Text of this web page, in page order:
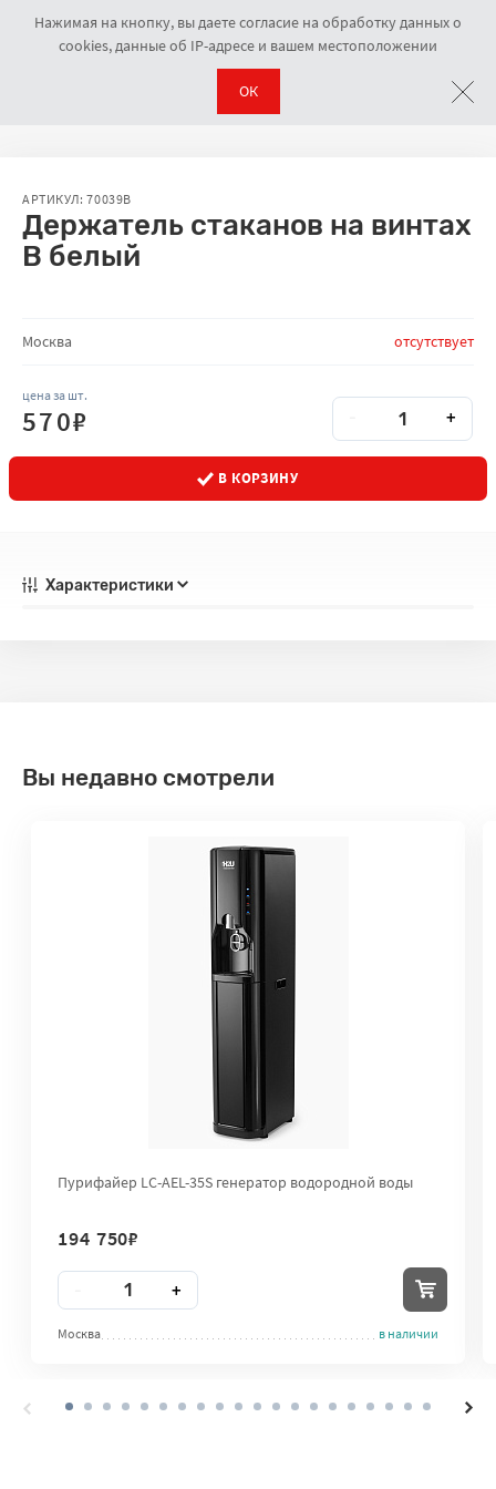
Держатели для стаканов, крепежи
АРТИКУЛ: 70039B
Держатель стаканов на винтах
В белый
Москва отсутствует
цена за шт.
570₽ Количество
Кол-во
+
В КОРЗИНУ
Характеристики
Вы недавно смотрели
Пурифайер LC-AEL-35S генератор водородной воды
194 750₽
Количество +
Москва в наличии
Нажимая на кнопку, вы даете согласие на обработку данных о
cookies, данные об IP-адресе и вашем местоположении
ОК